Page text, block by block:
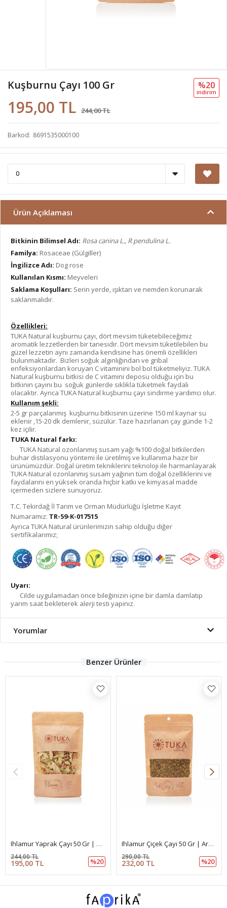
Kuşburnu Çayı 100 Gr
195,00 TL 244,00 TL
%20
i̇ndi̇ri̇m
Barkod 8691535000100
Ürün Açıklaması
Bitkinin Bilimsel Adı: Rosa canina L., R pendulina L.
Familya: Rosaceae (Gülgiller)
İngilizce Adı: Dog rose
Kullanılan Kısmı: Meyveleri
Saklama Koşulları: Serin yerde, ışıktan ve nemden korunarak
saklanmalıdır.
Özellikleri:
TUKA Natural kuşburnu çayı, dört mevsim tüketebileceğimiz
aromatik lezzetlerden bir tanesidir. Dört mevsim tüketilebilen bu
güzel lezzetin aynı zamanda kendisine has önemli özellikleri
bulunmaktadır. Bizleri soğuk algınlığından ve gribal
enfeksiyonlardan koruyan C vitaminini bol bol tüketmeliyiz. TUKA
Natural kuşburnu bitkisi de C vitamini deposu olduğu için bu
bitkinin çayını bu soğuk günlerde sıklıkla tüketmek faydalı
olacaktır. Ayrıca TUKA Natural kuşburnu çayı sindirme yardımcı olur.
Kullanım şekli:
2-5 gr parçalanmış kuşburnu bitkisinin üzerine 150 ml kaynar su
eklenir ,15-20 dk demlenir, süzülür. Taze hazırlanan çay günde 1-2
kez içilir.
TUKA Natural farkı:
TUKA Natural ozonlanmış susam yağı %100 doğal bitkilerden
buhar distilasyonu yöntemi ile üretilmiş ve kullanıma hazır bir
ürünümüzdür. Doğal üretim tekniklerini teknoloji ile harmanlayarak
TUKA Natural ozonlanmış susam yağının tüm doğal özelliklerini ve
faydalarını en yüksek oranda hiçbir katkı ve kimyasal madde
içermeden sizlere sunuyoruz.
T.C. Tekirdağ İl Tarım ve Orman Müdürlüğü İşletme Kayıt
Numaramız: TR-59-K-017515
Ayrıca TUKA Natural ürünlerimizin sahip olduğu diğer
sertifikalarımız;
Uyarı:
Cilde uygulamadan önce bileğinizin içine bir damla damlatıp
yarım saat bekleterek alerji testi yapınız.
Yorumlar
Benzer Ürünler
Ihlamur Yaprak Çayı 50 Gr | Doğal Bitki Çayı
195,00 TL
244,00 TL
%20
Ihlamur Çiçek Çayı 50 Gr | Aromatik Bitki Çayı
232,00 TL
290,00 TL
%20